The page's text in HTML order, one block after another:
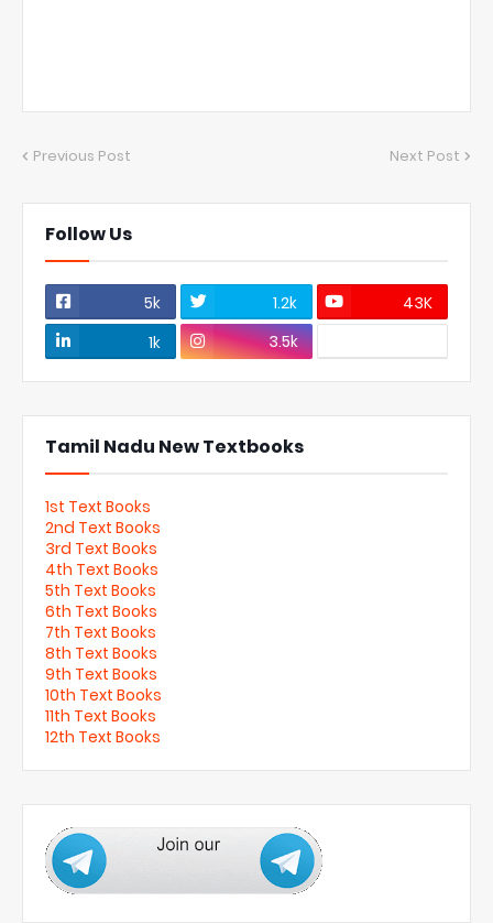
Previous Post Next Post
Follow Us
5k 1.2k
43K
1k
3.5k
Tamil Nadu New Textbooks
1st Text Books
2nd Text Books
3rd Text Books
4th Text Books
5th Text Books
6th Text Books
7th Text Books
8th Text Books
9th Text Books
10th Text Books
11th Text Books
12th Text Books